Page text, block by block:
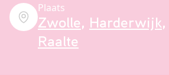
Plaats
Zwolle, Harderwijk,
Raalte